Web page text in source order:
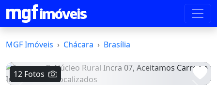
MGF Imóveis Chácara Brasília
12 Fotos